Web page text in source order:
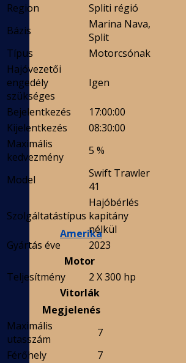
Amerika
Region
Spliti régió
Bázis
Marina Nava,
Split
Típus
Motorcsónak
Hajóvezetői
engedély
szükséges
Igen
Bejelentkezés
17:00:00
Kijelentkezés
08:30:00
Maximális
kedvezmény
5 %
Model
Swift Trawler
41
Szolgáltatástípus
Hajóbérlés
kapitány
nélkül
Gyártás éve
2023
Motor
Teljesítmény
2 X 300 hp
Vitorlák
Megjelenés
Maximális
utasszám
7
Férőhely
7